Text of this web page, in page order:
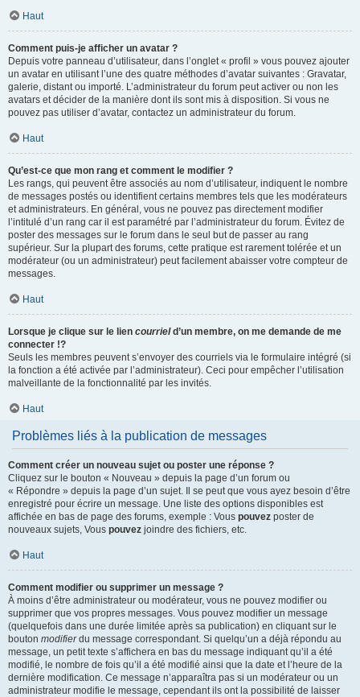
Haut
Comment puis-je afficher un avatar ?
Depuis votre panneau d’utilisateur, dans l’onglet « profil » vous pouvez ajouter
un avatar en utilisant l’une des quatre méthodes d’avatar suivantes : Gravatar,
galerie, distant ou importé. L’administrateur du forum peut activer ou non les
avatars et décider de la manière dont ils sont mis à disposition. Si vous ne
pouvez pas utiliser d’avatar, contactez un administrateur du forum.
Haut
Qu’est-ce que mon rang et comment le modifier ?
Les rangs, qui peuvent être associés au nom d’utilisateur, indiquent le nombre
de messages postés ou identifient certains membres tels que les modérateurs
et administrateurs. En général, vous ne pouvez pas directement modifier
l’intitulé d’un rang car il est paramétré par l’administrateur du forum. Évitez de
poster des messages sur le forum dans le seul but de passer au rang
supérieur. Sur la plupart des forums, cette pratique est rarement tolérée et un
modérateur (ou un administrateur) peut facilement abaisser votre compteur de
messages.
Haut
Lorsque je clique sur le lien courrield’un membre, on me demande de me
connecter !?
Seuls les membres peuvent s’envoyer des courriels via le formulaire intégré (si
la fonction a été activée par l’administrateur). Ceci pour empêcher l’utilisation
malveillante de la fonctionnalité par les invités.
Haut
Problèmes liés à la publication de messages
Comment créer un nouveau sujet ou poster une réponse ?
Cliquez sur le bouton « Nouveau » depuis la page d’un forum ou
« Répondre » depuis la page d’un sujet. Il se peut que vous ayez besoin d’être
enregistré pour écrire un message. Une liste des options disponibles est
affichée en bas de page des forums, exemple : Vous pouvez poster de
nouveaux sujets, Vous pouvez joindre des fichiers, etc.
Haut
Comment modifier ou supprimer un message ?
À moins d’être administrateur ou modérateur, vous ne pouvez modifier ou
supprimer que vos propres messages. Vous pouvez modifier un message
(quelquefois dans une durée limitée après sa publication) en cliquant sur le
bouton modifierdu message correspondant. Si quelqu’un a déjà répondu au
message, un petit texte s’affichera en bas du message indiquant qu’il a été
modifié, le nombre de fois qu’il a été modifié ainsi que la date et l’heure de la
dernière modification. Ce message n’apparaîtra pas si un modérateur ou un
administrateur modifie le message, cependant ils ont la possibilité de laisser